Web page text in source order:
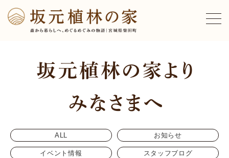
ALL お知らせ
イベント情報 スタッフブログ